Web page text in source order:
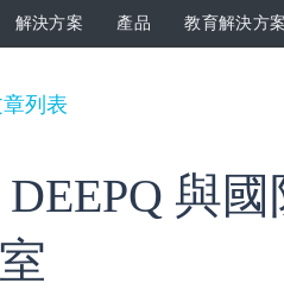
解決方案 產品 教育解決方案
列表
DEEPQ 與